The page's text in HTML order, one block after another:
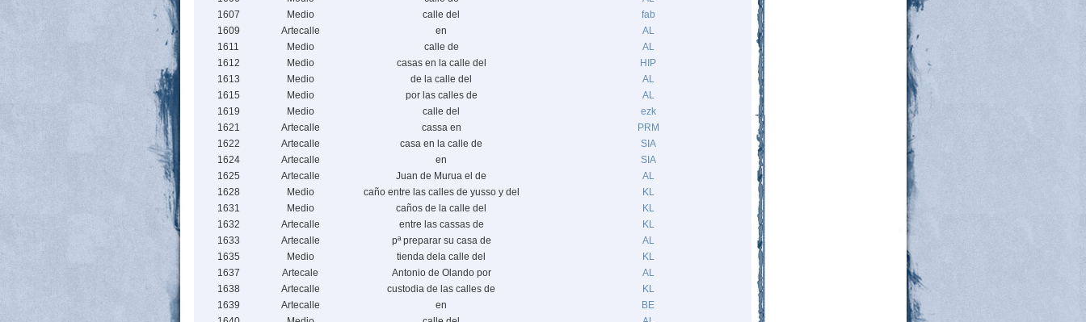
1607
Medio calle del
fab
1609
Artecalle en
AL
1611
Medio calle de
AL
1612
Medio casas en la calle del
HIP
1613
Medio de la calle del
AL
1615
Medio por las calles de
AL
1619
Medio calle del
ezk
1621
Artecalle cassa en
PRM
1622
Artecalle casa en la calle de
SIA
1624
Artecalle en
SIA
1625
Artecalle Juan de Murua el de
AL
1628
Medio caño entre las calles de yusso y del
KL
1631
Medio caños de la calle del
KL
1632
Artecalle entre las cassas de
KL
1633
Artecalle pª preparar su casa de
AL
1635
Medio tienda dela calle del
KL
1637
Artecale Antonio de Olando por
AL
1638
Artecalle custodia de las calles de
KL
1639
Artecalle en
BE